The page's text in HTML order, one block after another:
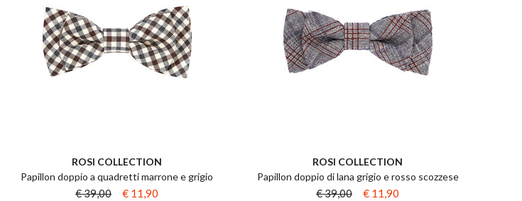
ROSI COLLECTION
Papillon doppio a quadretti marrone e grigio
€ 39,00 € 11,90
ROSI COLLECTION
Papillon doppio di lana grigio e rosso scozzese
€ 39,00 € 11,90